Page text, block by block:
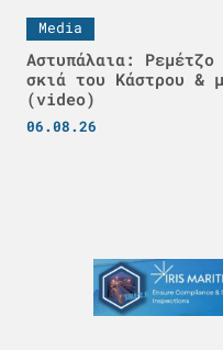
Media
Αστυπάλαια:
σκιά του Κάστρου &
(video)
06.08.26